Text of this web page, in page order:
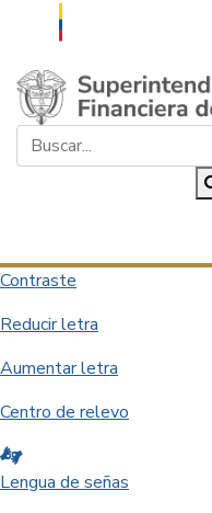
Saltar al contenido principal
Contraste
Reducir letra
Aumentar letra
Centro de relevo
Lengua de señas